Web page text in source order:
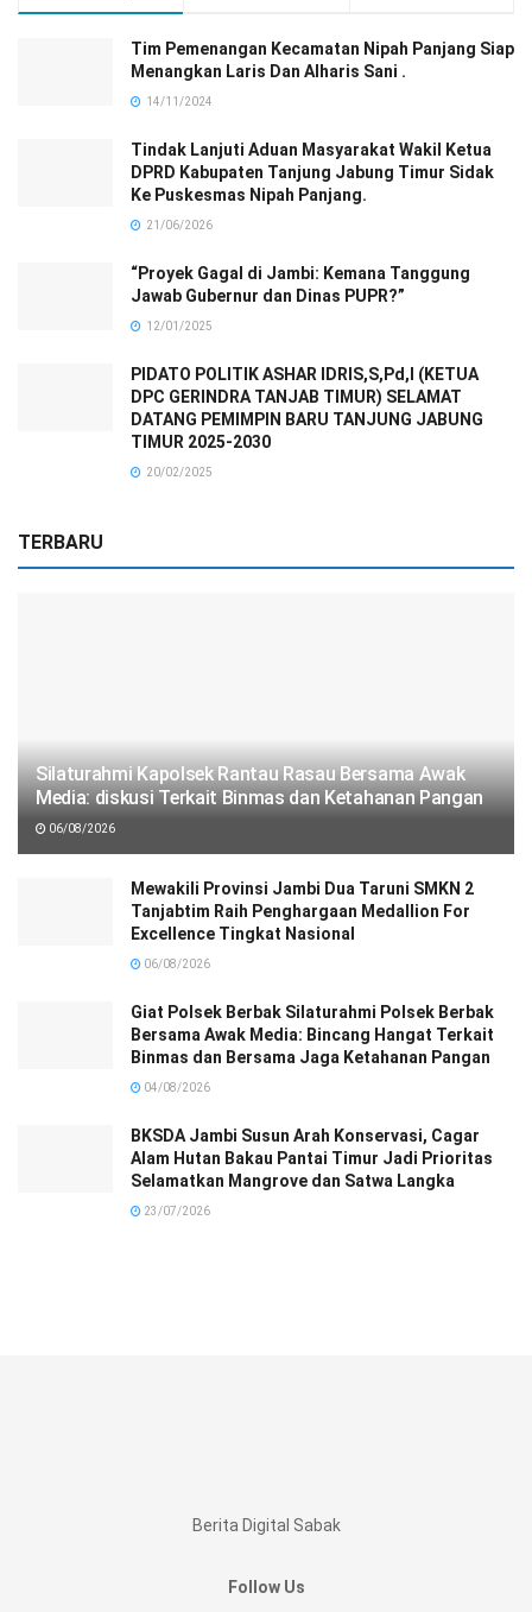
Tim Pemenangan Kecamatan Nipah Panjang Siap
Menangkan Laris Dan Alharis Sani .
14/11/2024
Tindak Lanjuti Aduan Masyarakat Wakil Ketua
DPRD Kabupaten Tanjung Jabung Timur Sidak
Ke Puskesmas Nipah Panjang.
21/06/2026
“Proyek Gagal di Jambi: Kemana Tanggung
Jawab Gubernur dan Dinas PUPR?”
12/01/2025
PIDATO POLITIK ASHAR IDRIS,S,Pd,I (KETUA
DPC GERINDRA TANJAB TIMUR) SELAMAT
DATANG PEMIMPIN BARU TANJUNG JABUNG
TIMUR 2025-2030
20/02/2025
TERBARU
Silaturahmi Kapolsek Rantau Rasau Bersama Awak
Media: diskusi Terkait Binmas dan Ketahanan Pangan
06/08/2026
Mewakili Provinsi Jambi Dua Taruni SMKN 2
Tanjabtim Raih Penghargaan Medallion For
Excellence Tingkat Nasional
06/08/2026
Giat Polsek Berbak Silaturahmi Polsek Berbak
Bersama Awak Media: Bincang Hangat Terkait
Binmas dan Bersama Jaga Ketahanan Pangan
04/08/2026
BKSDA Jambi Susun Arah Konservasi, Cagar
Alam Hutan Bakau Pantai Timur Jadi Prioritas
Selamatkan Mangrove dan Satwa Langka
23/07/2026
Berita Digital Sabak
Follow Us